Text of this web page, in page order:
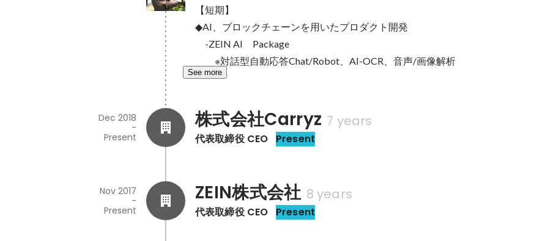
【短期】
◆AI、ブロックチェーンを用いたプロダクト開発
-ZEIN AI　Package
※対話型自動応答Chat/Robot、AI-OCR、音声/画像解析
See more
株式会社Carryz 7 years
代表取締役 CEO Present
Dec 2018
-
Present
ZEIN株式会社 8 years
代表取締役 CEO Present
Nov 2017
-
Present